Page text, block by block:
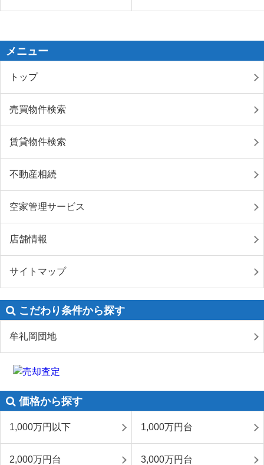
メニュー
トップ
売買物件検索
賃貸物件検索
不動産相続
空家管理サービス
店舗情報
サイトマップ
こだわり条件から探す
牟礼岡団地
価格から探す
1,000万円以下 1,000万円台
2,000万円台 3,000万円台